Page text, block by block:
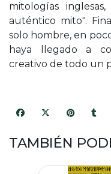
mitologías
auténtico mito".
solo hombre, en
haya llegado a
creativo de todo un
TAMBIÉN